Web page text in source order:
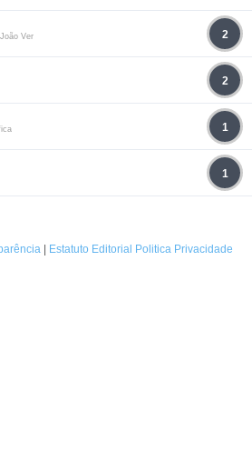
Ver 2
2
1
1
| Estatuto Editorial Politica Privacidade